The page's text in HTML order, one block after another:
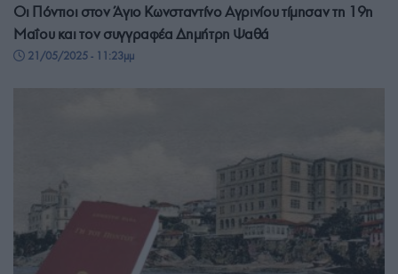
Οι Πόντιοι στον Άγιο Κωνσταντίνο Αγρινίου τίμησαν τη 19η
Μαΐου και τον συγγραφέα Δημήτρη Ψαθά
21/05/2025 - 11:23μμ